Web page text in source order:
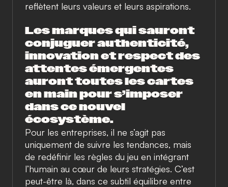
reflètent leurs valeurs et leurs aspirations.
Les marques qui sauront
conjuguer authenticité,
innovation et respect des
attentes émergentes
auront toutes les cartes
en main pour s’imposer
dans ce nouvel
écosystème.
Pour les entreprises, il ne s’agit pas
uniquement de suivre les tendances, mais
de redéfinir les règles du jeu en intégrant
l’humain au cœur de leurs stratégies. C’est
peut-être là, dans ce subtil équilibre entre